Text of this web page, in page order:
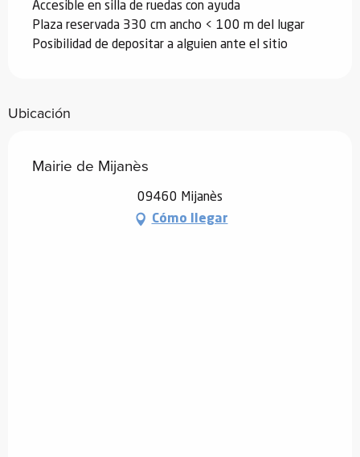
Accesible en silla de ruedas con ayuda
Plaza reservada 330 cm ancho < 100 m del lugar
Posibilidad de depositar a alguien ante el sitio
Ubicación
Mairie de Mijanès
09460 Mijanès
Cómo llegar